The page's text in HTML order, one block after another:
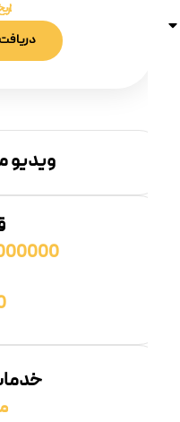
14 آذر 1404
دریافت
ویدیو
1000000 تومان تومان
خدمات